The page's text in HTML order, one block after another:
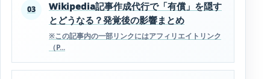
03
Wikipedia記事作成代行で「有償」を隠す
とどうなる？発覚後の影響まとめ
※この記事内の一部リンクにはアフィリエイトリンク
（P...